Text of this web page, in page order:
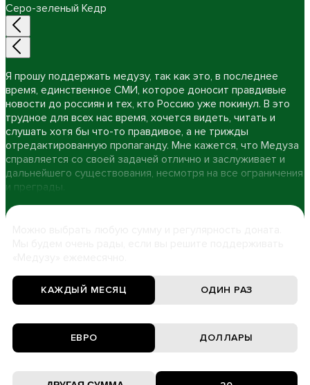
Серо-зеленый Кедр
Я прошу поддержать медузу, так как это, в последнее
время, единственное СМИ, которое доносит правдивые
новости до россиян и тех, кто Россию уже покинул. В это
трудное для всех нас время, хочется видеть, читать и
слушать хотя бы что-то правдивое, а не трижды
отредактированную пропаганду. Мне кажется, что Медуза
справляется со своей задачей отлично и заслуживает и
дальнейшего существования, несмотря на все ограничения
и преграды.
КАЖДЫЙ МЕСЯЦ ОДИН РАЗ
ЕВРО ДОЛЛАРЫ